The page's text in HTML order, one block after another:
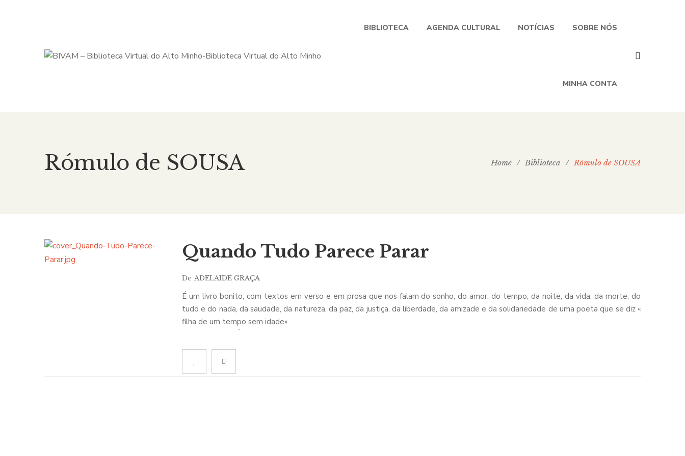
BIBLIOTECA AGENDA CULTURAL NOTÍCIAS SOBRE NÓS
MINHA CONTA
Rómulo de SOUSA Home / Biblioteca / Rómulo de SOUSA
Quando Tudo Parece Parar
De ADELAIDE GRAÇA
É um livro bonito, com textos em verso e em prosa que nos falam do sonho, do amor, do tempo, da noite, da vida, da morte, do
tudo e do nada, da saudade, da natureza, da paz, da justiça, da liberdade, da amizade e da solidariedade de uma poeta que se diz «
filha de um tempo sem idade».